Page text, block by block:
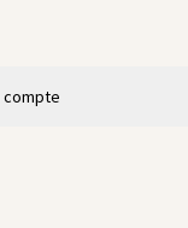
compte